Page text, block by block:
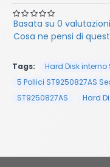
Basata su 0
Cosa ne pensi di
Tags:
Hard Disk interno
5 Pollici ST9250827AS
ST9250827AS
Hard